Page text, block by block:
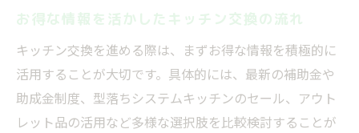
お得な情報を活かしたキッチン交換の流れ
キッチン交換を進める際は、まずお得な情報を積極的に
活用することが大切です。具体的には、最新の補助金や
助成金制度、型落ちシステムキッチンのセール、アウト
レット品の活用など多様な選択肢を比較検討することが